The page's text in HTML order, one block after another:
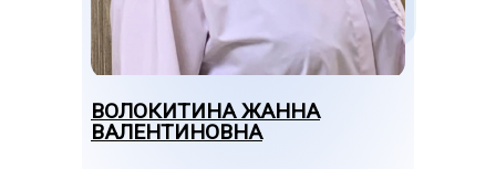
ВОЛОКИТИНА ЖАННА
ВАЛЕНТИНОВНА